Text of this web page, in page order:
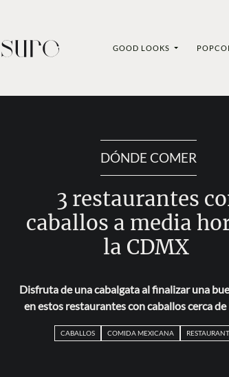
GOOD LOOKS
DÓNDE COMER
3 restaurantes
caballos a media
la CDMX
Disfruta de una cabalgata al finalizar una
en estos restaurantes con caballos cerca
CABALLOS COMIDA MEXICANA